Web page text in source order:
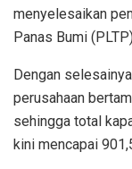
menyelesaikan
Panas Bumi
Dengan
perusahaan
sehingga total
kini mencapai